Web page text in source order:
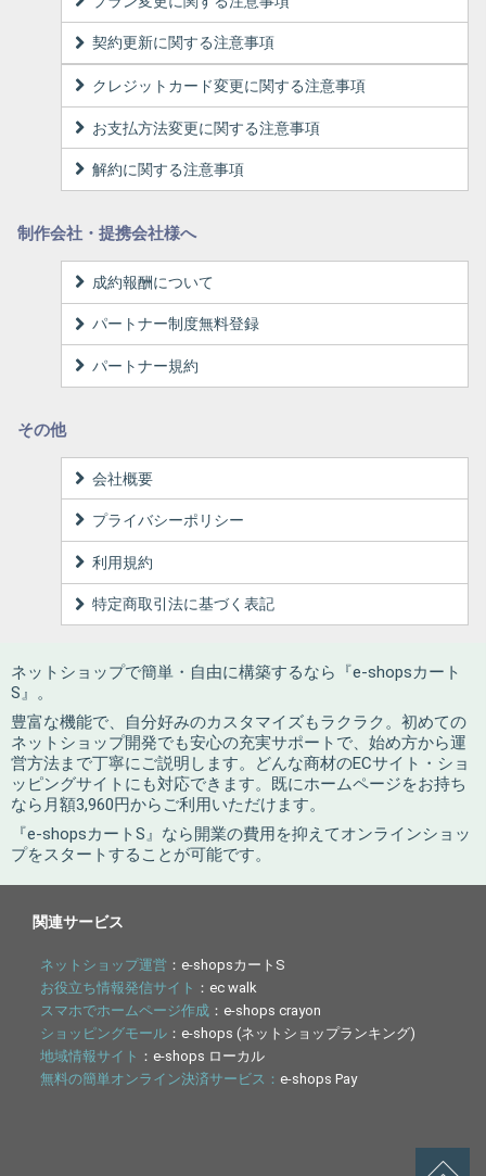
契約更新に関する注意事項
クレジットカード変更に関する注意事項
お支払方法変更に関する注意事項
解約に関する注意事項
制作会社・提携会社様へ
成約報酬について
パートナー制度無料登録
パートナー規約
その他
会社概要
プライバシーポリシー
利用規約
特定商取引法に基づく表記
ネットショップで簡単・自由に構築するなら『e-shopsカート
S』。
豊富な機能で、自分好みのカスタマイズもラクラク。初めての
ネットショップ開発でも安心の充実サポートで、始め方から運
営方法まで丁寧にご説明します。どんな商材のECサイト・ショ
ッピングサイトにも対応できます。既にホームページをお持ち
なら月額3,960円からご利用いただけます。
『e-shopsカートS』なら開業の費用を抑えてオンラインショッ
プをスタートすることが可能です。
関連サービス
ネットショップ運営 ：e-shopsカートS
お役立ち情報発信サイト ：ec walk
スマホでホームページ作成 ：e-shops crayon
ショッピングモール ：e-shops (ネットショップランキング)
地域情報サイト ：e-shops ローカル
無料の簡単オンライン決済サービス：e-shops Pay